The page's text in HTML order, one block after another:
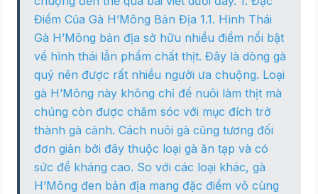
Điểm Của Gà H’Mông Bản Địa 1.1. Hình Thái
Gà H’Mông bản địa sở hữu nhiều điểm nổi bật
về hình thái lẫn phẩm chất thịt. Đây là dòng gà
quý nên được rất nhiều người ưa chuộng. Loại
gà H’Mông này không chỉ để nuôi làm thịt mà
chúng còn được chăm sóc với mục đích trở
thành gà cảnh. Cách nuôi gà cũng tương đối
đơn giản bởi đây thuộc loại gà ăn tạp và có
sức đề kháng cao. So với các loại khác, gà
H’Mông đen bản địa mang đặc điểm vô cùng